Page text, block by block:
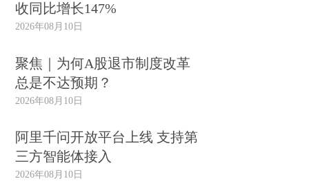
收同比增长147%
2026年08月10日
聚焦｜为何A股退市制度改革
总是不达预期？
2026年08月10日
阿里千问开放平台上线 支持第
三方智能体接入
2026年08月10日